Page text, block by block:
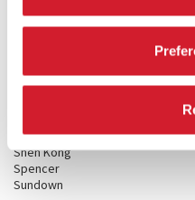
Piligrimai
Pubu (The Falls)
Senza fine
Shen Kong
Spencer
Sundown